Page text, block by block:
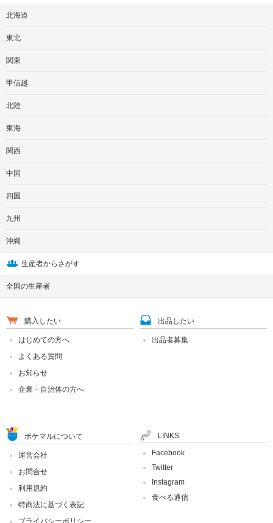
北海道
東北
関東
甲信越
北陸
東海
関西
中国
四国
九州
沖縄
生産者からさがす
全国の生産者
購入したい
はじめての方へ
よくある質問
お知らせ
企業・自治体の方へ
出品したい
出品者募集
ポケマルについて
運営会社
お問合せ
利用規約
特商法に基づく表記
プライバシーポリシー
LINKS
Facebook
Twitter
Instagram
食べる通信